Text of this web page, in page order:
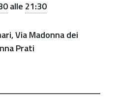
alle 21:30
Via Madonna dei
Prati